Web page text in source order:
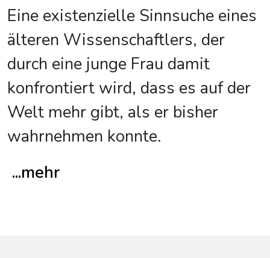
Eine existenzielle Sinnsuche eines
älteren Wissenschaftlers, der
durch eine junge Frau damit
konfrontiert wird, dass es auf der
Welt mehr gibt, als er bisher
wahrnehmen konnte.
...mehr